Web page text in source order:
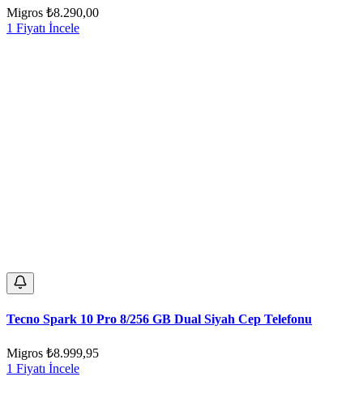
Migros ₺8.290,00
1 Fiyatı İncele
Tecno Spark 10 Pro 8/256 GB Dual Siyah Cep Telefonu
Migros ₺8.999,95
1 Fiyatı İncele